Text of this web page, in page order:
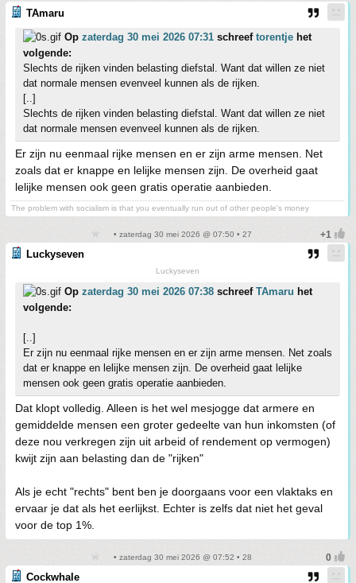
TAmaru
Op zaterdag 30 mei 2026 07:31 schreef torentje het
volgende:
Slechts de rijken vinden belasting diefstal. Want dat willen ze niet
dat normale mensen evenveel kunnen als de rijken.
[..]
Slechts de rijken vinden belasting diefstal. Want dat willen ze niet
dat normale mensen evenveel kunnen als de rijken.
Er zijn nu eenmaal rijke mensen en er zijn arme mensen. Net
zoals dat er knappe en lelijke mensen zijn. De overheid gaat
lelijke mensen ook geen gratis operatie aanbieden.
The problem with socialism is that you eventually run out of other people's money
• zaterdag 30 mei 2026 @ 07:50 • 27
Luckyseven
Luckyseven
Op zaterdag 30 mei 2026 07:38 schreef TAmaru het
volgende:
[..]
Er zijn nu eenmaal rijke mensen en er zijn arme mensen. Net zoals
dat er knappe en lelijke mensen zijn. De overheid gaat lelijke
mensen ook geen gratis operatie aanbieden.
Dat klopt volledig. Alleen is het wel mesjogge dat armere en
gemiddelde mensen een groter gedeelte van hun inkomsten (of
deze nou verkregen zijn uit arbeid of rendement op vermogen)
kwijt zijn aan belasting dan de "rijken"
Als je echt "rechts" bent ben je doorgaans voor een vlaktaks en
ervaar je dat als het eerlijkst. Echter is zelfs dat niet het geval
voor de top 1%.
• zaterdag 30 mei 2026 @ 07:52 • 28
Cockwhale